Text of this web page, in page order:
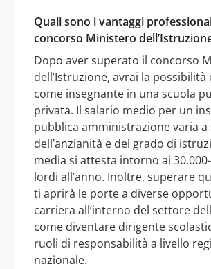
Quali sono i vantaggi
concorso Ministero
Dopo aver superato il concorso
dell’Istruzione, avrai la
come insegnante in una scuola
privata. Il salario medio per un
pubblica amministrazione varia a
dell’anzianità e del grado di
media si attesta intorno ai
lordi all’anno. Inoltre, superare
ti aprirà le porte a diverse
carriera all’interno del settore
come diventare dirigente
ruoli di responsabilità a livello
nazionale.